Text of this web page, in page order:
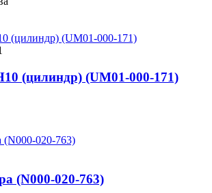
(цилиндр) (UM01-000-171)
(N000-020-763)